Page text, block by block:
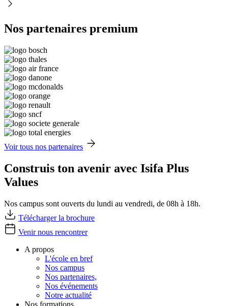
Nos partenaires premium
Voir tous nos partenaires
Construis ton avenir avec Isifa Plus
Values
Nos campus sont ouverts du lundi au vendredi, de 08h à 18h.
Télécharger la brochure
Venir nous rencontrer
A propos
L'école en bref
Nos campus
Nos partenaires,
Nos événements
Notre actualité
Nos formations